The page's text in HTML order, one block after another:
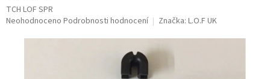
TCH LOF SPR
Průměrné
Neohodnoceno Podrobnosti hodnocení Značka: L.O.F UK